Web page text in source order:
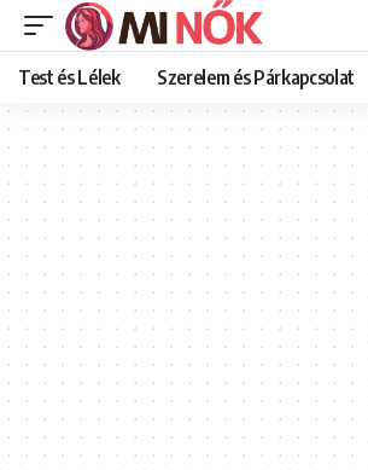
Test és Lélek Szerelem és Párkapcsolat